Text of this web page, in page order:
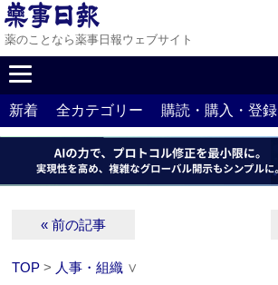
薬のことなら薬事日報ウェブサイト
新着 全カテゴリー 購読・購入・登録
« 前の記事
TOP > 人事・組織 ∨